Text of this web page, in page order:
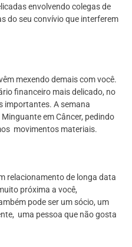
envolvendo colegas de
do seu convívio que interferem
mexendo demais com você.
financeiro mais delicado, no
importantes. A semana
em Câncer, pedindo
movimentos materiais.
relacionamento de longa data
próxima a você,
pode ser um sócio, um
uma pessoa que não gosta